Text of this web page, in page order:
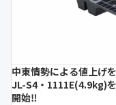
中東情勢による値上げ
JL-S4・1111E(4.9kg)
開始‼︎